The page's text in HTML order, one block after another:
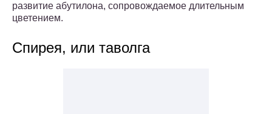
развитие абутилона, сопровождаемое длительным
цветением.
Спирея, или таволга